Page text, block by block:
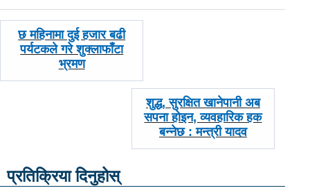
पछिल्लाे
-
छ महिनामा दुई हजार बढी
पर्यटकले गरे शुक्लाफाँटा
भ्रमण
अघिल्लाे
-
शुद्ध, सुरक्षित खानेपानी अब
सपना होइन, व्यवहारिक हक
बन्नेछ : मन्त्री यादव
प्रतिक्रिया दिनुहोस्